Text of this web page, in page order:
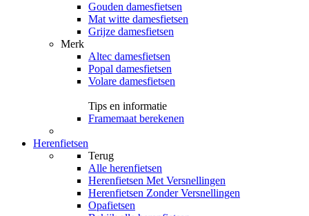
Gouden damesfietsen
Mat witte damesfietsen
Grijze damesfietsen
Merk
Altec damesfietsen
Popal damesfietsen
Volare damesfietsen
Tips en informatie
Framemaat berekenen
Herenfietsen
Terug
Alle herenfietsen
Herenfietsen Met Versnellingen
Herenfietsen Zonder Versnellingen
Opafietsen